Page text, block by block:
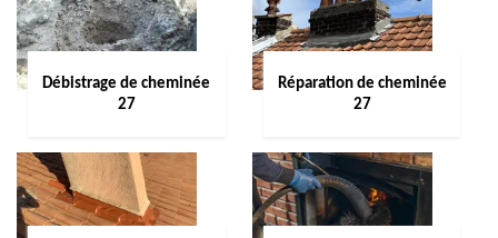
Débistrage de cheminée
27
Réparation de cheminée
27